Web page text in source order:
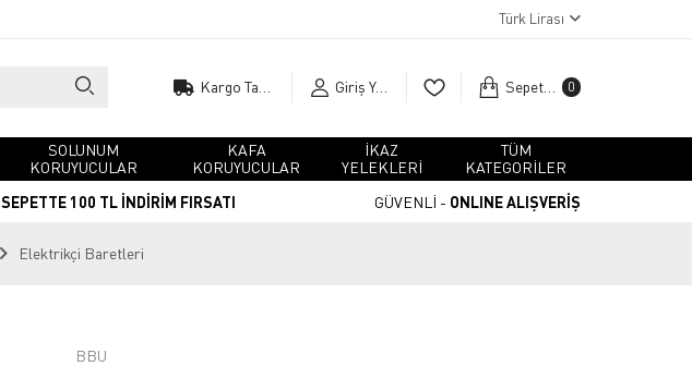
Türk Lirası
Giriş Yap Sepetim 0
SOLUNUM
KORUYUCULAR
KAFA
KORUYUCULAR
İKAZ
YELEKLERİ
TÜM
KATEGORİLER
SEPETTE 100 TL İNDİRİM FIRSATI GÜVENLİ - ONLINE ALIŞVERİŞ
Elektrikçi Baretleri
BBU